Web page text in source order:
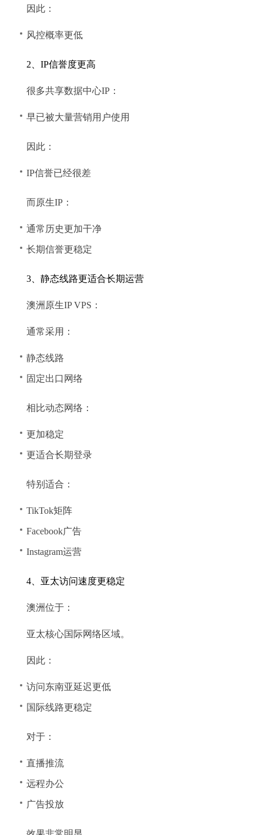
因此：
风控概率更低
2、IP信誉度更高
很多共享数据中心IP：
早已被大量营销用户使用
因此：
IP信誉已经很差
而原生IP：
通常历史更加干净
长期信誉更稳定
3、静态线路更适合长期运营
澳洲原生IP VPS：
通常采用：
静态线路
固定出口网络
相比动态网络：
更加稳定
更适合长期登录
特别适合：
TikTok矩阵
Facebook广告
Instagram运营
4、亚太访问速度更稳定
澳洲位于：
亚太核心国际网络区域。
因此：
访问东南亚延迟更低
国际线路更稳定
对于：
直播推流
远程办公
广告投放